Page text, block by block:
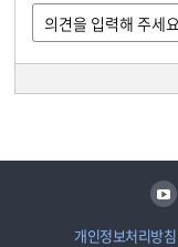
개인정보처리방침
유튜브